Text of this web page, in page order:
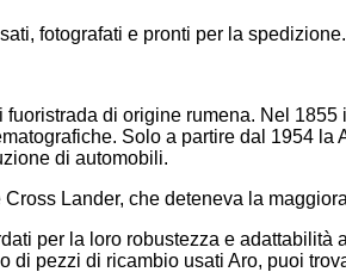
fotografati e pronti per la spedizione.
di origine rumena. Nel
Solo a partire dal 1954
di automobili.
Lander, che deteneva la
per la loro robustezza e
di pezzi di ricambio usati Aro, puoi